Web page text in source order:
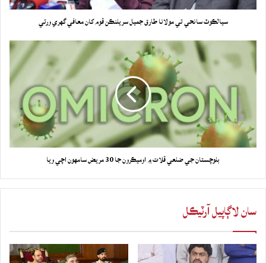
سيالڪوٽ سانحي تي مولانا طارق جميل سريلنڪن قوم کان معافي گهري ورتي
بلوچستان جي ضلعي قلات ۾ اوميڪرون جا 30 مريض سامهون اچي ويا
سان لاڳاپيل آرٽيڪل